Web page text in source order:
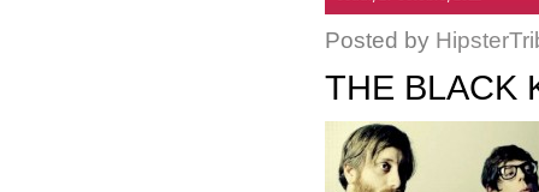
Posted by
THE BLACK